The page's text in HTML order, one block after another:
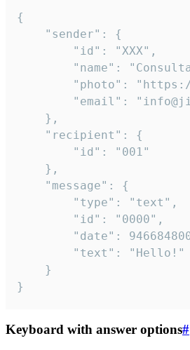
{
}
Keyboard with answer options#